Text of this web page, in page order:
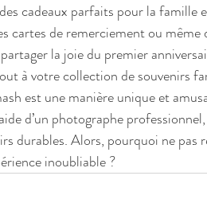
cadeaux parfaits pour la famille
cartes de remerciement ou même
la joie du premier
à votre collection de souvenirs
est une manière unique et
d’un photographe
durables. Alors, pourquoi ne pas
inoubliable ?